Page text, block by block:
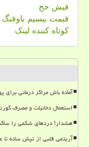
فیش حج
قیمت بیسیم باوفنگ
کوتاه کننده لینک
آماده باش مراکز درمانی
استعمال دخانیات و مصرف
هشدار! دردهای شکمی را
آریتمی قلبی از تپش ساده تا